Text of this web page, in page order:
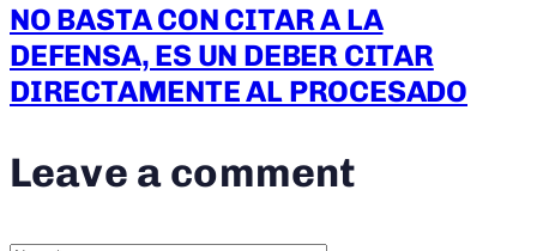
NO BASTA CON CITAR A LA
DEFENSA, ES UN DEBER CITAR
DIRECTAMENTE AL PROCESADO
Leave a comment